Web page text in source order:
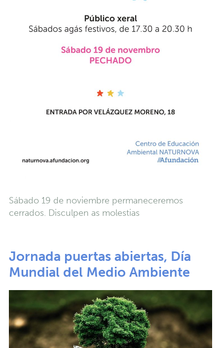
Sábado 19 de noviembre permaneceremos
cerrados. Disculpen as molestias
Jornada puertas abiertas, Día
Mundial del Medio Ambiente